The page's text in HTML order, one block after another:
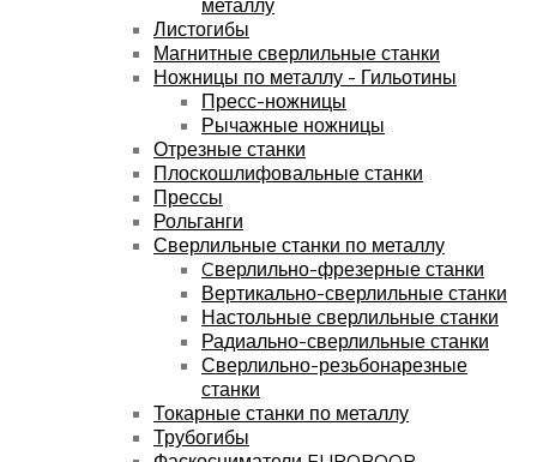
Листогибы
Магнитные сверлильные станки
Ножницы по металлу - Гильотины
Пресс-ножницы
Рычажные ножницы
Отрезные станки
Плоскошлифовальные станки
Прессы
Рольганги
Сверлильные станки по металлу
Cверлильно-фрезерные станки
Вертикально-сверлильные станки
Настольные сверлильные станки
Радиально-сверлильные станки
Сверлильно-резьбонарезные
станки
Токарные станки по металлу
Трубогибы